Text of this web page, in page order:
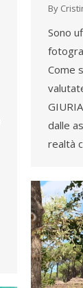
By
Sono
Come
dalle
realtà